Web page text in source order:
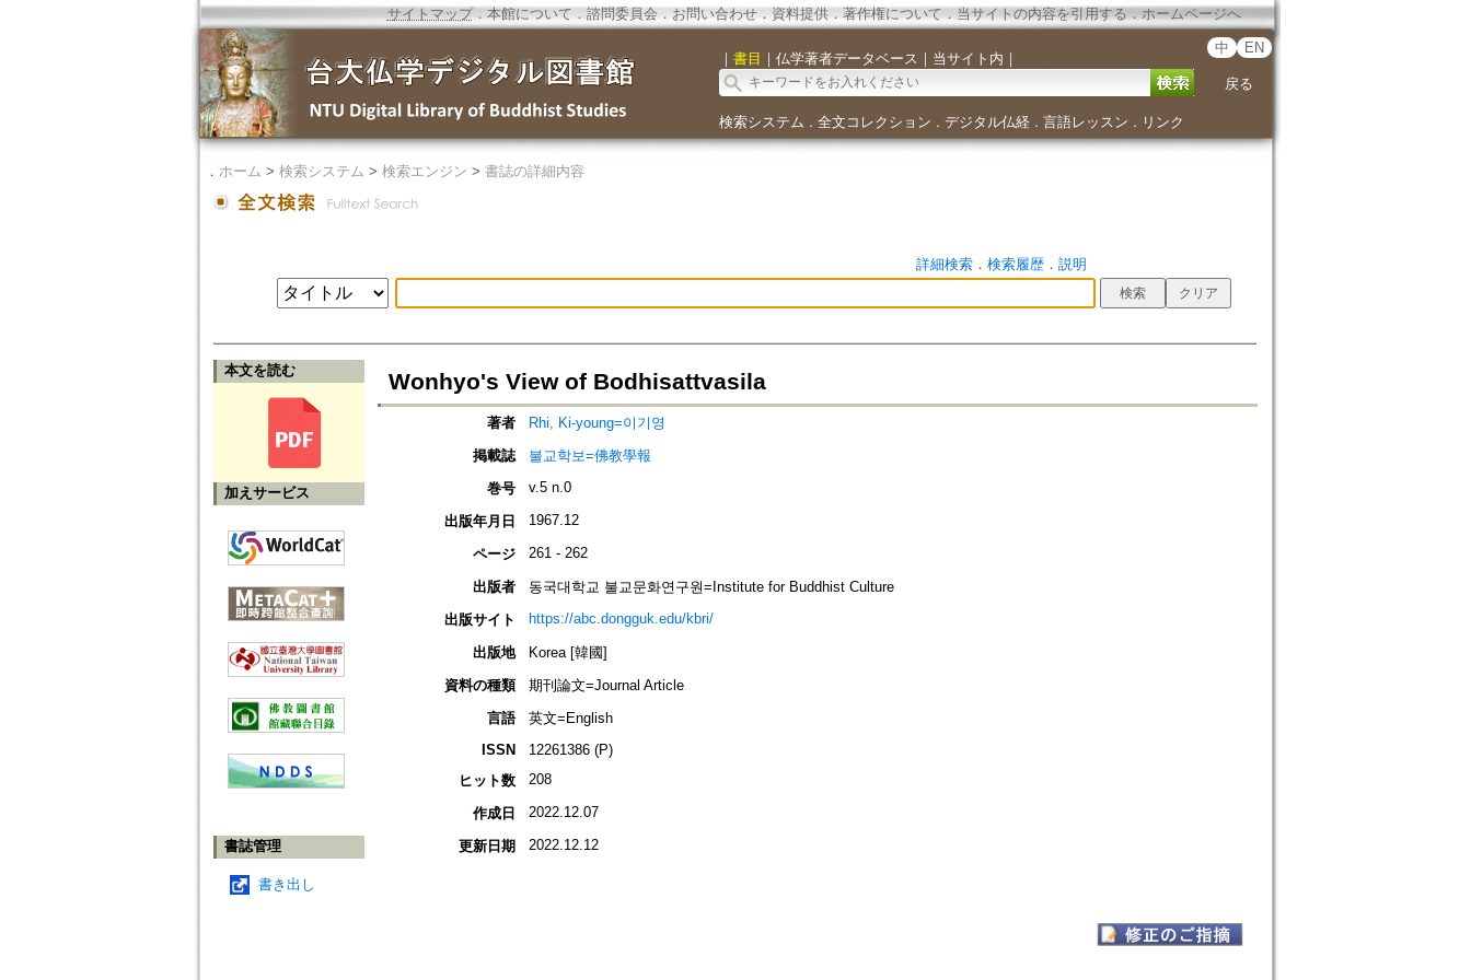
サイトマップ．本館について ． 諮問委員会． お問い合わせ． 資料提供． 著作権について．当サイトの内容を引用する ． ホームページへ
｜ 書目 ｜ 仏学著者データベース ｜ 当サイト内 ｜
中 EN
戻る
検索システム ． 全文コレクション ． デジタル仏経． 言語レッスン ． リンク
． ホーム > 検索システム > 検索エンジン > 書誌の詳細内容
詳細検索． 検索履歴． 説明
本文を読む
加えサービス
書誌管理
書き出し
Wonhyo's View of Bodhisattvasila
著者
Rhi, Ki-young=이기영
掲載誌
불교학보=佛教學報
巻号
v.5 n.0
出版年月日 1967.12
ページ 261 - 262
出版者
동국대학교 불교문화연구원=Institute for Buddhist Culture
出版サイト
https://abc.dongguk.edu/kbri/
出版地
Korea [韓國]
資料の種類
期刊論文=Journal Article
言語
英文=English
ISSN
12261386 (P)
ヒット数
208
作成日 2022.12.07
更新日期 2022.12.12